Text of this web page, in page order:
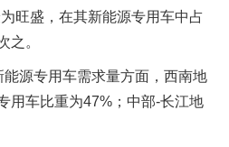
旺盛，在其新能源专用车中占
之。
源专用车需求量方面，西南地
用车比重为47%；中部-长江地